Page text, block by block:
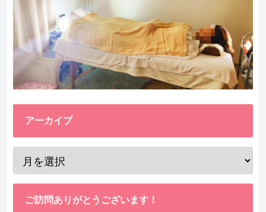
アーカイブ
ご訪問ありがとうございます！